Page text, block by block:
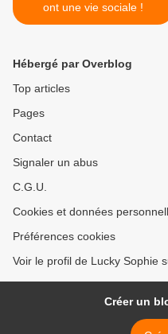
ont une vie sociale !
Hébergé par Overblog
Top articles
Pages
Contact
Signaler un abus
C.G.U.
Cookies et données
Préférences cookies
Voir le profil de Lucky Sophie
Créer un